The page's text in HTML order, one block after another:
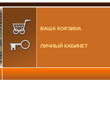
ВАША КОРЗИНА
ЛИЧНЫЙ КАБИНЕТ